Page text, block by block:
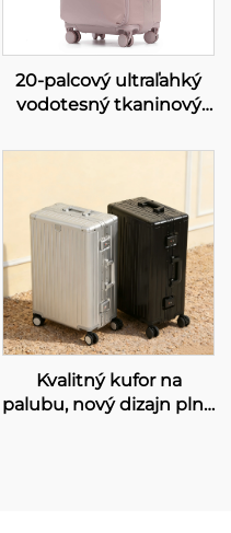
20-palcový ultraľahký
vodotesný tkaninový
24-miestnym
kufor s veľkou
kapacitou vhodný na
prepravu v kabíne
lietadla
Kvalitný kufor na
palubu, nový dizajn plne